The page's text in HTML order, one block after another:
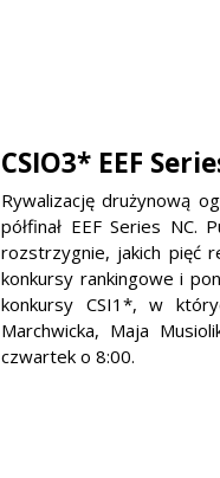
CSIO3* EEF
Rywalizację drużynową
półfinał EEF Series
rozstrzygnie, jakich pięć
konkursy rankingowe i
konkursy CSI1*, w
Marchwicka, Maja
czwartek o 8:00.